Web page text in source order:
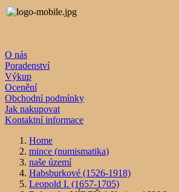
O nás
Poradenství
Výkup
Ocenění
Obchodní podmínky
Jak nakupovat
Kontaktní informace
Home
mince (numismatika)
naše území
Habsburkové (1526-1918)
Leopold I. (1657-1705)